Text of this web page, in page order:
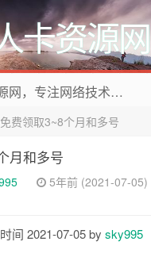
卡资源网
欢迎来到好人卡资源网，专注网络技术资源收集，我们不仅是网络资源的搬运工，也生产原创资源。寻找资源请留言或关注公众号:烈日下的男人
费领取3~8个月和多号
月和多号
5年前 (2021-07-05)
间 2021-07-05 by sky995